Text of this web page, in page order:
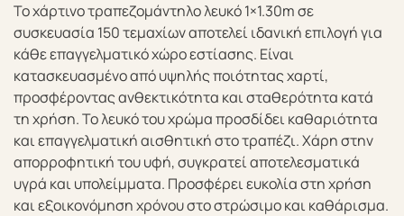
Το χάρτινο τραπεζομάντηλο λευκό 1×1.30m σε
συσκευασία 150 τεμαχίων αποτελεί ιδανική επιλογή για
κάθε επαγγελματικό χώρο εστίασης. Είναι
κατασκευασμένο από υψηλής ποιότητας χαρτί,
προσφέροντας ανθεκτικότητα και σταθερότητα κατά
τη χρήση. Το λευκό του χρώμα προσδίδει καθαριότητα
και επαγγελματική αισθητική στο τραπέζι. Χάρη στην
απορροφητική του υφή, συγκρατεί αποτελεσματικά
υγρά και υπολείμματα. Προσφέρει ευκολία στη χρήση
και εξοικονόμηση χρόνου στο στρώσιμο και καθάρισμα.